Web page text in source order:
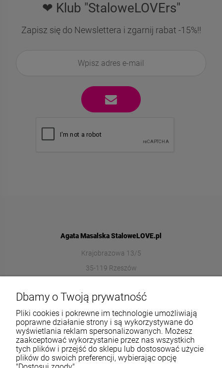
❤ Klub "StaloweLOVErs"
Zapisz się do Newslettera i zgarnij rabat -15%!!
Agata Masalska StaloweLOVE.pl
Krajobrazowa 13/5
35-119 Rzeszów
572989669
Informacje
O nas
Dbamy o Twoją prywatność
Pliki cookies i pokrewne im technologie umożliwiają
poprawne działanie strony i są wykorzystywane do
wyświetlania reklam spersonalizowanych. Możesz
zaakceptować wykorzystanie przez nas wszystkich
tych plików i przejść do sklepu lub dostosować użycie
plików do swoich preferencji, wybierając opcję